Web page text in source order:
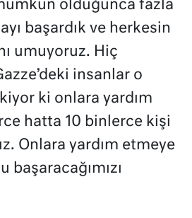
olduğunca fazla
başardık ve herkesin
umuyoruz. Hiç
insanlar o
ki onlara yardım
hatta 10 binlerce kişi
Onlara yardım etmeye
başaracağımızı